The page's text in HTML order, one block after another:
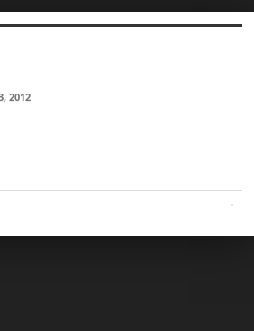
2012 케치북5
스케치북5
케치북5
스케치북5